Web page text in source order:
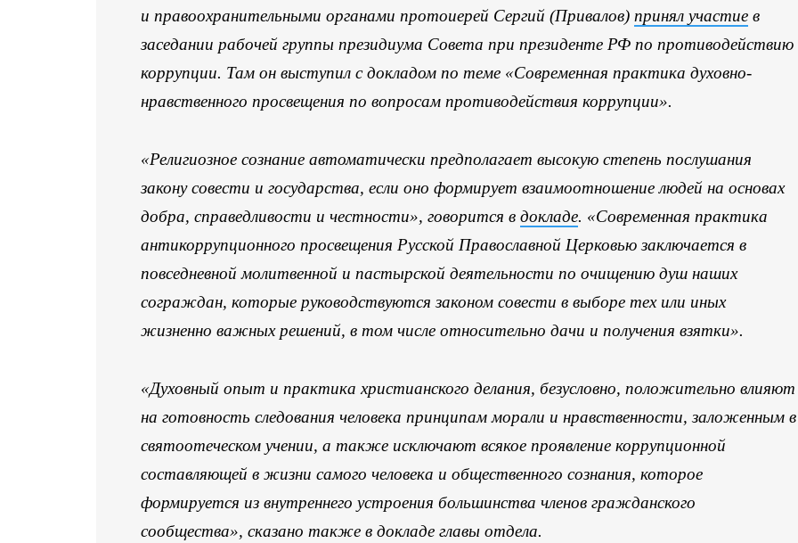
и правоохранительными органами протоиерей Сергий (Привалов) принял участие в
заседании рабочей группы президиума Совета при президенте РФ по противодействию
коррупции. Там он выступил с докладом по теме «Современная практика духовно-
нравственного просвещения по вопросам противодействия коррупции».
«Религиозное сознание автоматически предполагает высокую степень послушания
закону совести и государства, если оно формирует взаимоотношение людей на основах
добра, справедливости и честности», говорится в докладе. «Современная практика
антикоррупционного просвещения Русской Православной Церковью заключается в
повседневной молитвенной и пастырской деятельности по очищению душ наших
сограждан, которые руководствуются законом совести в выборе тех или иных
жизненно важных решений, в том числе относительно дачи и получения взятки».
«Духовный опыт и практика христианского делания, безусловно, положительно влияют
на готовность следования человека принципам морали и нравственности, заложенным в
святоотеческом учении, а также исключают всякое проявление коррупционной
составляющей в жизни самого человека и общественного сознания, которое
формируется из внутреннего устроения большинства членов гражданского
сообщества», сказано также в докладе главы отдела.